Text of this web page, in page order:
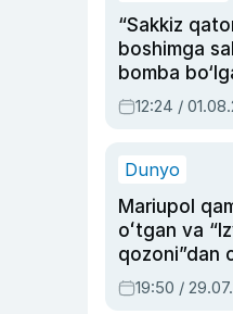
“Sakkiz
boshimga
bomba
Oripovni
ayblovlardan
12:24 /
Dunyo
Mariupol
oʻtgan va
qozoni”dan
qahramon —
armiyasi bosh
19:50 /